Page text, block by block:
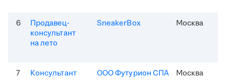
6
Продавец-
консультант
на лето
SneakerBox Москва
7 Консультант ООО Футурион СПА Москва